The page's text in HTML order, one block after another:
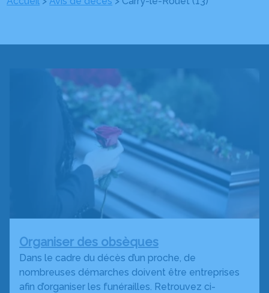
Organiser des obsèques
Dans le cadre du décès d’un proche, de
nombreuses démarches doivent être entreprises
afin d’organiser les funérailles. Retrouvez ci-